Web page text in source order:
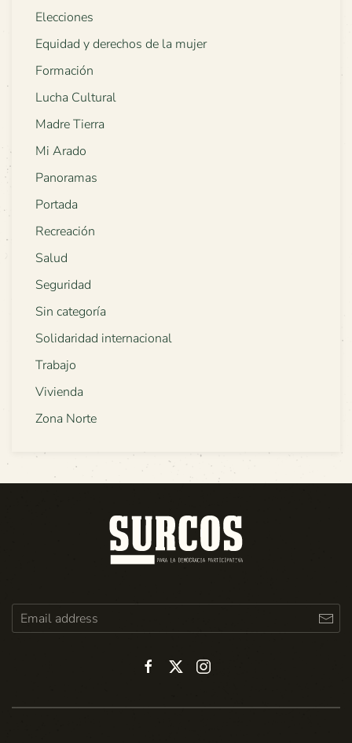
Elecciones
Equidad y derechos de la mujer
Formación
Lucha Cultural
Madre Tierra
Mi Arado
Panoramas
Portada
Recreación
Salud
Seguridad
Sin categoría
Solidaridad internacional
Trabajo
Vivienda
Zona Norte